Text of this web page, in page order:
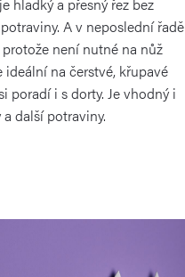
hladký a přesný řez bez
A v neposlední řadě
není nutné na nůž
na čerstvé, křupavé
poradí i s dorty. Je vhodný i
další potraviny.